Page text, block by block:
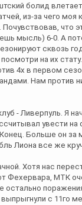
болид
из-за чего
Почувствовав,
мысль) 6-0. А
сквозь
на их
4х в первом
Нам против
- Ливерпуль. Я
увести
Больше он за
Лиона все же
Хотя нас
Фехервара, МТК
остально
с 11го